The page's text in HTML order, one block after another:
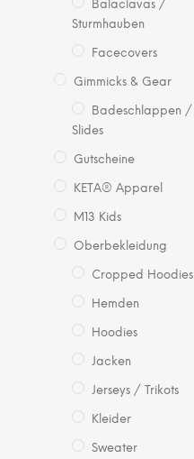
Balaclavas /
Sturmhauben
Facecovers
Gimmicks & Gear
Badeschlappen /
Slides
Gutscheine
KETA® Apparel
M13 Kids
Oberbekleidung
Cropped Hoodies
Hemden
Hoodies
Jacken
Jerseys / Trikots
Kleider
Sweater